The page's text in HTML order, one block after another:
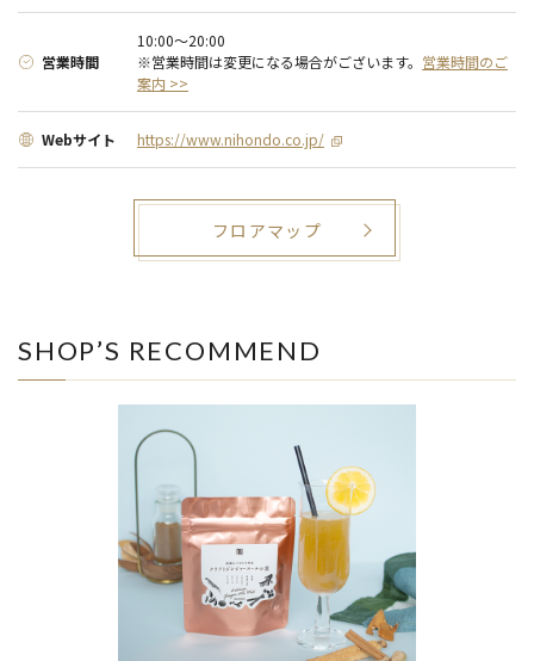
営業時間
10:00～20:00
※営業時間は変更になる場合がございます。 営業時間のご
案内 >>
Webサイト https://www.nihondo.co.jp/
フロアマップ
SHOP’S RECOMMEND